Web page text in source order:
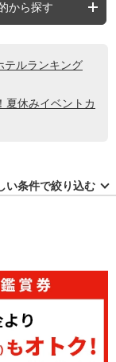
から探す
テルランキング
夏休みイベントカ
い条件で絞り込む